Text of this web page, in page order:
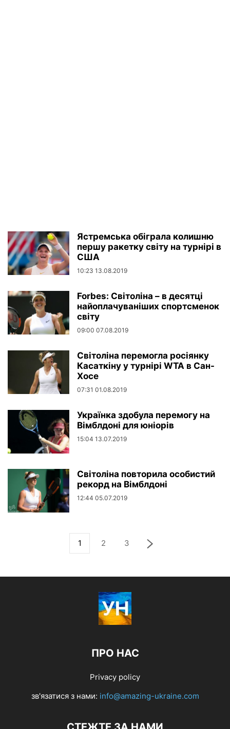
Ястремська обіграла колишню
першу ракетку світу на турнірі в
США
10:23 13.08.2019
Forbes: Світоліна – в десятці
найоплачуваніших спортсменок
світу
09:00 07.08.2019
Світоліна перемогла росіянку
Касаткіну у турнірі WTA в Сан-
Хосе
07:31 01.08.2019
Українка здобула перемогу на
Вімблдоні для юніорів
15:04 13.07.2019
Світоліна повторила особистий
рекорд на Вімблдоні
12:44 05.07.2019
1 2 3
ПРО НАС
Privacy policy
зв'язатися з нами: info@amazing-ukraine.com